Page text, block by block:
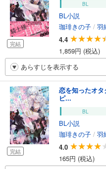
完結
BL
BL小説
珈琲きの子 / 羽
4.4
1,859円 (税込)
あらすじを表示する
完結
恋を知ったオ
ピ...
BL
BL小説
珈琲きの子 / 羽
4.0
165円 (税込)